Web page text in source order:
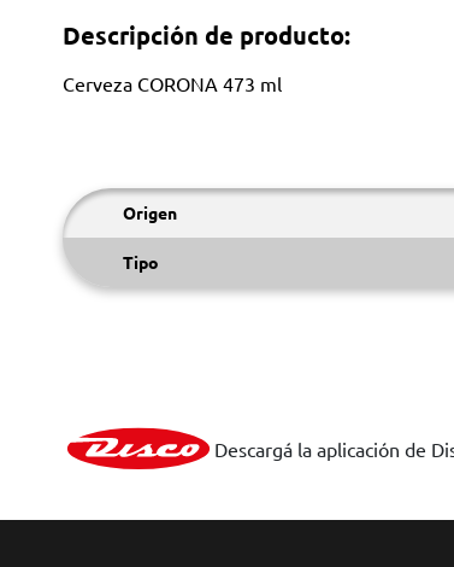
Descripción de producto:
Cerveza CORONA 473 ml
Origen
Tipo
Descargá la aplicación de